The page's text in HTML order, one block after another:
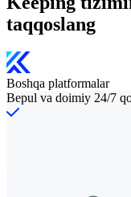
taqqoslang
Boshqa platformalar
Bepul va doimiy 24/7